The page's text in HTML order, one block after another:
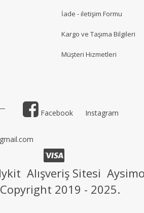
İade - iletişim Formu
Kargo ve Taşıma Bilgileri
Müşteri Hizmetleri
Facebook Instagram
Alışveriş Sitesi
2019 - 2025.